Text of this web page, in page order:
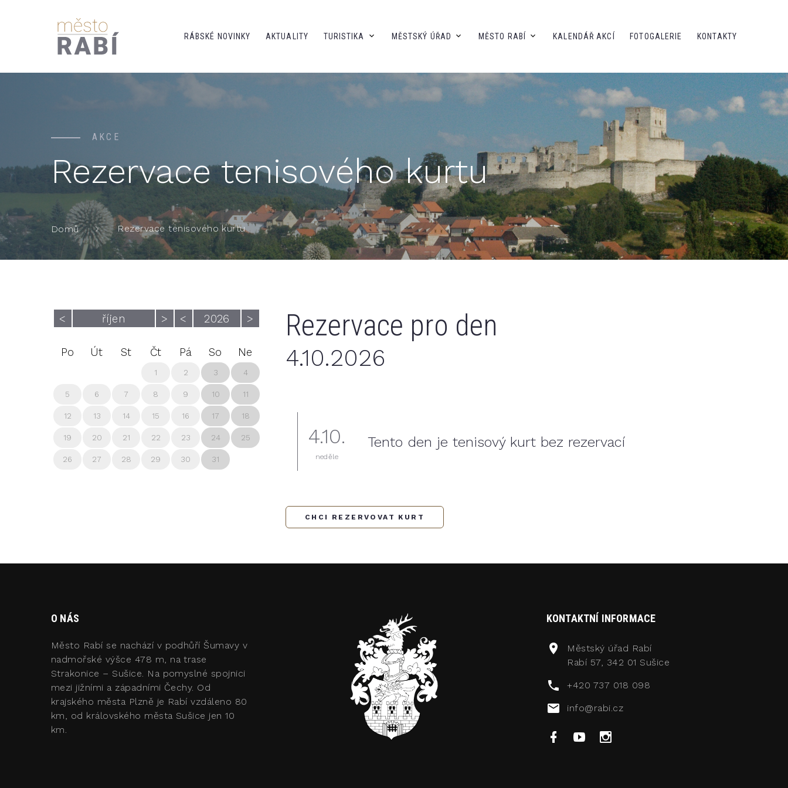
RÁBSKÉ NOVINKY AKTUALITY TURISTIKA MĚSTSKÝ ÚŘAD MĚSTO RABÍ KALENDÁŘ AKCÍ FOTOGALERIE KONTAKTY
AKCE
Rezervace tenisového kurtu
Domů Rezervace tenisového kurtu
< říjen > < 2026 >
Po Út St Čt Pá So Ne
Rezervace pro den
4.10.2026
4.10.
neděle
Tento den je tenisový kurt bez rezervací
CHCI REZERVOVAT KURT
O NÁS
Město Rabí se nachází v podhůří Šumavy v
nadmořské výšce 478 m, na trase
Strakonice – Sušice. Na pomyslné spojnici
mezi jižními a západními Čechy. Od
krajského města Plzně je Rabí vzdáleno 80
km, od královského města Sušice jen 10
km.
KONTAKTNÍ INFORMACE
Městský úřad Rabí
Rabí 57, 342 01 Sušice
+420 737 018 098
info@rabi.cz